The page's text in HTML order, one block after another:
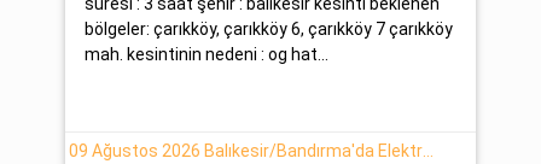
bölgeler: çarıkköy, çarıkköy 6, çarıkköy 7 çarıkköy
mah. kesintinin nedeni : og hat...
09 Ağustos 2026 Balıkesir/Bandırma'da Elektrik Arızası